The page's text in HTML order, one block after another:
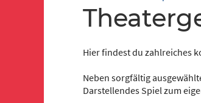
Hier findest du zahlreiches
Neben sorgfältig
Darstellendes Spiel zum